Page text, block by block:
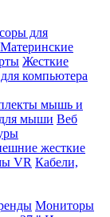
для
Материнские
Жесткие
компьютера
мышь и
мыши Веб
жесткие
VR Кабели,
Мониторы